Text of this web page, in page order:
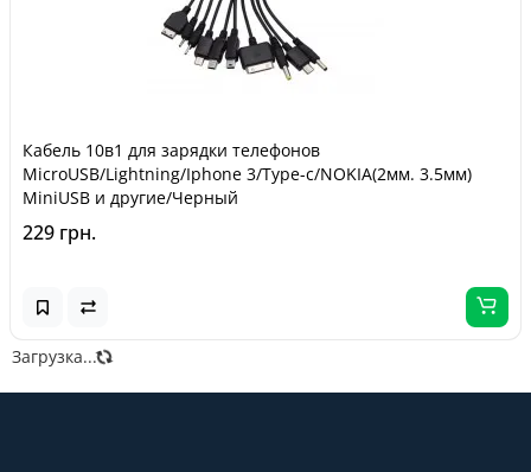
Кабель 10в1 для зарядки телефонов
MicroUSB/Lightning/Iphone 3/Type-c/NOKIA(2мм. 3.5мм)
MiniUSB и другие/Черный
229 грн.
Загрузка...